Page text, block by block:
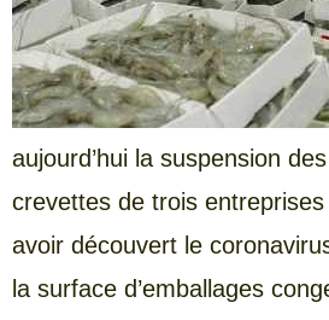
aujourd’hui la suspension
crevettes de trois entreprises
avoir découvert le
la surface d’emballages